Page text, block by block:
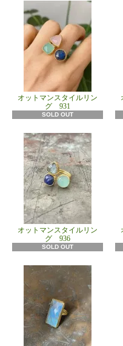
オットマンスタイルリン
グ 931
SOLD OUT
オットマンスタイルリン
グ 936
SOLD OUT